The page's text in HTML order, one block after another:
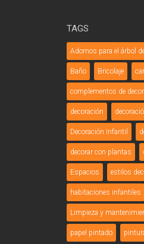
TAGS
Adornos para el árbol
Baño Bricolaje
complementos de
decoración
Decoración Infantil
decorar con plantas
Espacios estilos
habitaciones infantiles
Limpieza y
papel pintado